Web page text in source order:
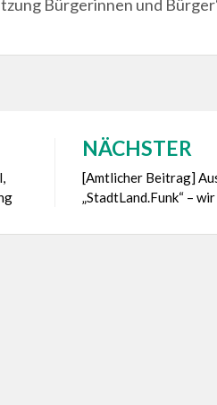
Bürgerinnen und
NÄCHSTER
[Amtlicher Beitrag]
„StadtLand.Funk“ –